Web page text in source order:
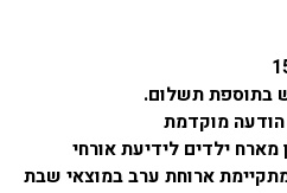
בתוספת תשלום.
הודעה מוקדמת
מארח ילדים לידיעת אורחי
ארוחת ערב במוצאי שבת